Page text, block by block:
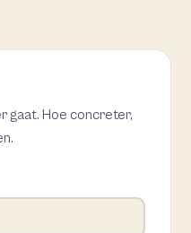
gaat. Hoe concreter,